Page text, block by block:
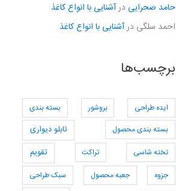
حامد صحرایی درآشنایی با انواع کاغذ
احمد سلگی درآشنایی با انواع کاغذ
برچسب‌ها
ایده طراحی بروشور
بسته بندی
بسته بندی محصول
تابلو دیواری
تخته شاسی تراکت تقویم
جزوه جعبه محصول سبک طراحی